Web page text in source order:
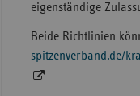
eigenständige
Beide Richtlinien
spitzenverband.de/